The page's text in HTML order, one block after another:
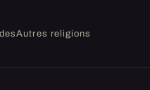
Autres religions